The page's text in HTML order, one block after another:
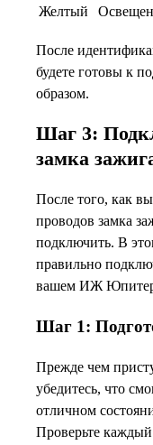
Желтый
После
будете готовы к
образом.
Шаг 3:
замка
После того, как
проводов замка
подключить. В
правильно
вашем ИЖ
Шаг 1:
Прежде чем
убедитесь, что
отличном
Проверьте